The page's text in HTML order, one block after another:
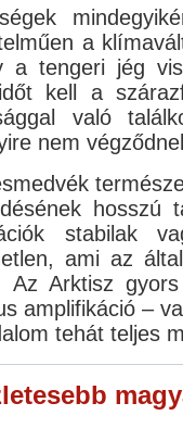
a
a tengeri jég
kell a
való
nem
hosszú
stabilak
ami az
Az Arktisz
amplifikáció –
tehát teljes